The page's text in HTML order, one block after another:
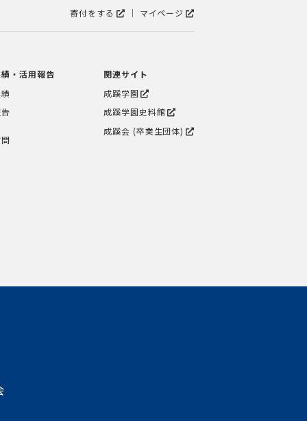
寄付をする マイページ
・活用報告
関連サイト
成蹊学園
成蹊学園史料館
成蹊会 (卒業生団体)